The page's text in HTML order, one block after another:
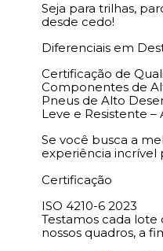
Seja para trilhas,
desde cedo!
Diferenciais em
Certificação de
Componentes de
Pneus de Alto
Leve e Resistente –
Se você busca a
experiência incrível
Certificação
ISO 4210-6 2023
Testamos cada lote
nossos quadros, a